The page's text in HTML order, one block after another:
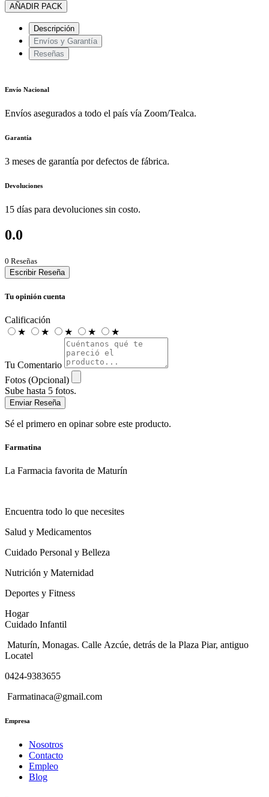
AÑADIR PACK
Descripción
Envíos y Garantía
Reseñas
Envío Nacional
Envíos asegurados a todo el país vía Zoom/Tealca.
Garantía
3 meses de garantía por defectos de fábrica.
Devoluciones
15 días para devoluciones sin costo.
0.0
0 Reseñas
Escribir Reseña
Tu opinión cuenta
Calificación
★
★ ★ ★ ★
Tu Comentario
Fotos (Opcional)
Sube hasta 5 fotos.
Enviar Reseña
Sé el primero en opinar sobre este producto.
Farmatina
La Farmacia favorita de Maturín
Encuentra todo lo que necesites
Salud y Medicamentos
Cuidado Personal y Belleza
Nutrición y Maternidad
Deportes y Fitness
Hogar
Cuidado Infantil
Maturín, Monagas. Calle Azcúe, detrás de la Plaza Piar, antiguo
Locatel
0424-9383655
Farmatinaca@gmail.com
Empresa
Nosotros
Contacto
Empleo
Blog